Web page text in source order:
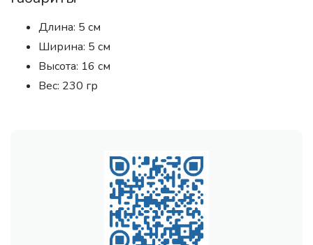
Длина: 5 см
Ширина: 5 см
Высота: 16 см
Вес: 230 гр